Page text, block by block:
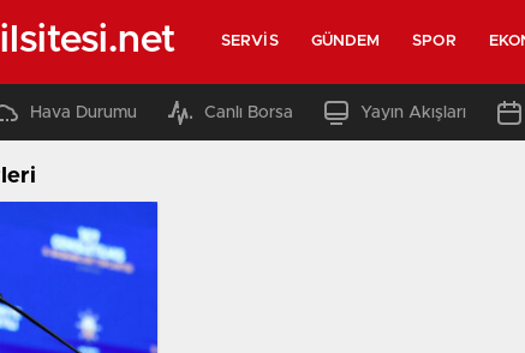
SERVIS GÜNDEM SPOR
Hava Durumu Canlı Borsa Yayın Akışları